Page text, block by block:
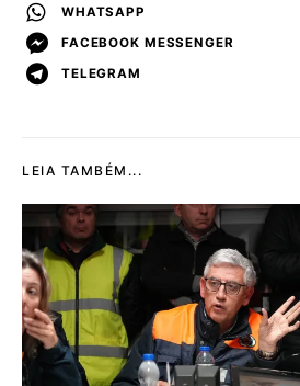
WHATSAPP
FACEBOOK MESSENGER
TELEGRAM
LEIA TAMBÉM...